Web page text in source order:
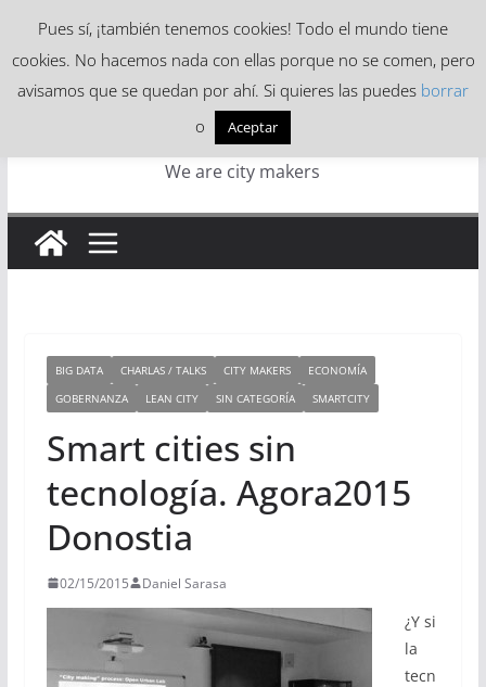
Skip
to
content
We are city makers
BIG DATA CHARLAS / TALKS CITY MAKERS
ECONOMÍA
GOBERNANZA
LEAN CITY SIN CATEGORÍA SMARTCITY
Smart cities sin
tecnología. Agora2015
Donostia
02/15/2015 Daniel Sarasa
¿Y si
la
tecn
Pues sí, ¡también tenemos cookies! Todo el mundo tiene
cookies. No hacemos nada con ellas porque no se comen, pero
avisamos que se quedan por ahí. Si quieres las puedes borrar
o
Aceptar